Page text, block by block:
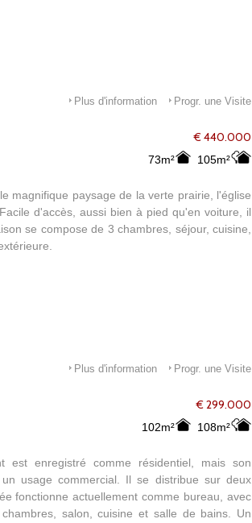
Progr. une Visite
Plus d'information
€ 440.000
73m²
105m²
magnifique paysage de la verte prairie, l'église
d'accès, aussi bien à pied qu'en voiture, il
se compose de 3 chambres, séjour, cuisine,
Progr. une Visite
Plus d'information
€ 299.000
102m²
108m²
est enregistré comme résidentiel, mais son
usage commercial. Il se distribue sur deux
fonctionne actuellement comme bureau, avec
salon, cuisine et salle de bains. Un